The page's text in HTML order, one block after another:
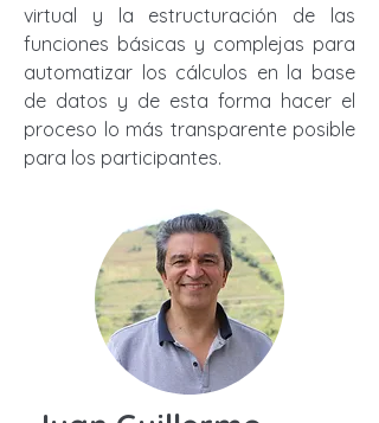
virtual y la estructuración de las
funciones básicas y complejas para
automatizar los cálculos en la base
de datos y de esta forma hacer el
proceso lo más transparente posible
para los participantes.